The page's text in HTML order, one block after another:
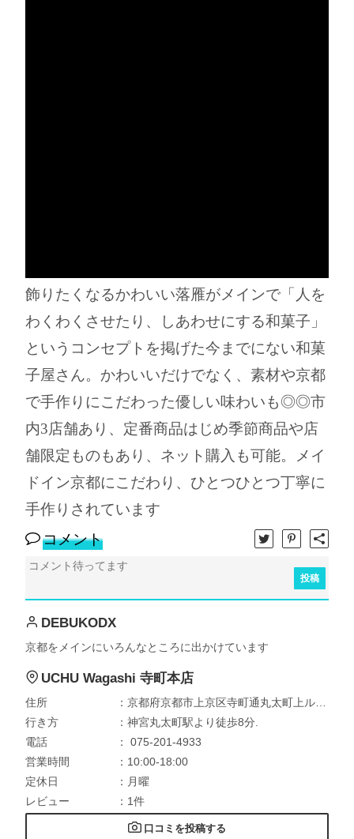
飾りたくなるかわいい落雁がメインで「人を
わくわくさせたり、しあわせにする和菓子」
というコンセプトを掲げた今までにない和菓
子屋さん。かわいいだけでなく、素材や京都
で手作りにこだわった優しい味わいも◎◎市
内3店舗あり、定番商品はじめ季節商品や店
舗限定ものもあり、ネット購入も可能。メイ
ドイン京都にこだわり、ひとつひとつ丁寧に
手作りされています
コメント
投稿
DEBUKODX
京都をメインにいろんなところに出かけています
UCHU Wagashi 寺町本店
住所
：京都府京都市上京区寺町通丸太町上ル信富町307
行き方
：神宮丸太町駅より徒歩8分.
電話
： 075-201-4933
営業時間
：10:00-18:00
定休日
：月曜
レビュー
：1件
口コミを投稿する